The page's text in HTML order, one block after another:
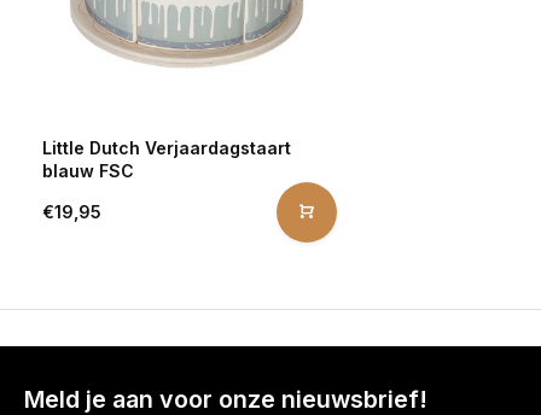
Little Dutch Verjaardagstaart
blauw FSC
€19,95
Meld je aan voor onze nieuwsbrief!